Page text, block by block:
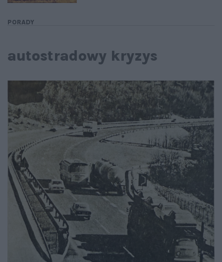
PORADY
autostradowy kryzys